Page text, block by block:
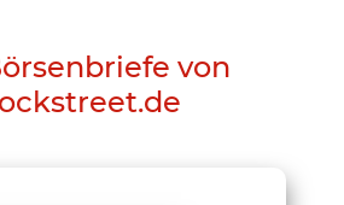
von